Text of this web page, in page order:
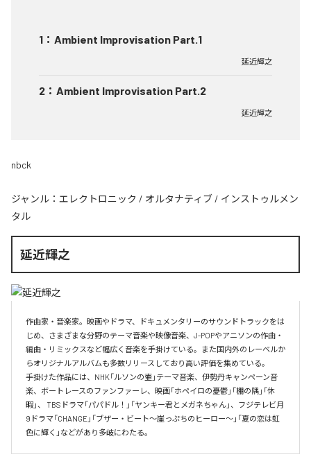
1 ： Ambient Improvisation Part.1
延近輝之
2 ： Ambient Improvisation Part.2
延近輝之
nbck
ジャンル： エレクトロニック / オルタナティブ / インストゥルメン
タル
延近輝之
作曲家・音楽家。映画やドラマ、ドキュメンタリーのサウンドトラックをは
じめ、さまざまな分野のテーマ音楽や映像音楽、J-POPやアニソンの作曲・
編曲・リミックスなど幅広く音楽を手掛けている。また国内外のレーベルか
らオリジナルアルバムも多数リリースしており高い評価を集めている。
手掛けた作品には、NHK「ルソンの壷」テーマ音楽、伊勢丹キャンペーン音
楽、ボートレースのファンファーレ、映画「ホペイロの憂鬱」「棚の隅」「休
暇」、 TBSドラマ「パパドル！」「ヤンキー君とメガネちゃん」、フジテレビ月
9ドラマ「CHANGE」「ブザー・ビート～崖っぷちのヒーロー～」「夏の恋は虹
色に輝く」などがあり多岐にわたる。